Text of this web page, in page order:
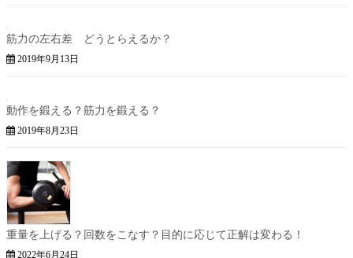
筋力の左右差 どうとらえるか？
2019年9月13日
動作を鍛える？筋力を鍛える？
2019年8月23日
重量を上げる？回数をこなす？目的に応じて正解は変わる！
2022年6月24日